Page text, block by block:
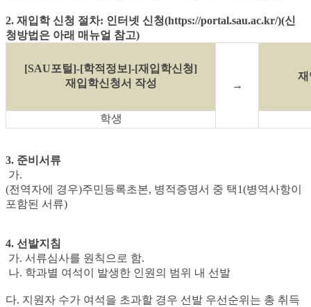
2. 재입학 신청 절차: 인터넷 신청(https://portal.sau.ac.kr/)(신
청방법은 아래 매뉴얼 참고)
[SAU포털]-[학적정보]-[재입학신청]
재입학신청서 작성
→
재
학생
3. 준비서류
가.
(전역자에 경우)주민등록초본, 병적증명서 중 택1(병역사항이
포함된 서류)
4. 선발지침
가. 서류심사를 원칙으로 함.
나. 학과별 여석이 발생한 인원의 범위 내 선발
다. 지원자 수가 여석을 초과할 경우 선발 우선순위는 총 취득